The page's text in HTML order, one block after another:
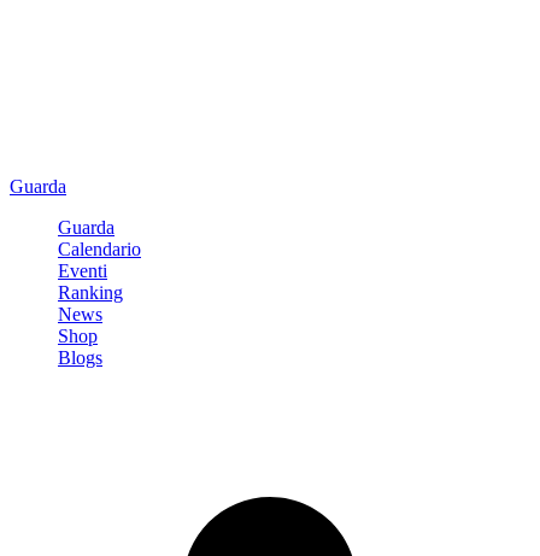
Guarda
Guarda
Calendario
Eventi
Ranking
News
Shop
Blogs